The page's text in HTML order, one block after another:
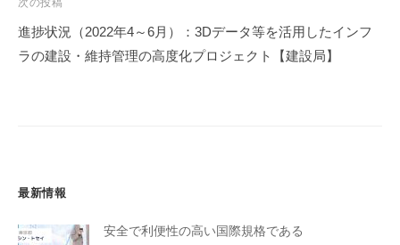
ー
シ
次の投稿
進捗状況（2022年4～6月）：3Dデータ等を活用したインフ
ラの建設・維持管理の高度化プロジェクト【建設局】
最新情報
安全で利便性の高い国際規格である